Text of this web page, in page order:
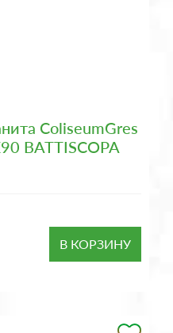
ColiseumGres
BATTISCOPA
В КОРЗИНУ